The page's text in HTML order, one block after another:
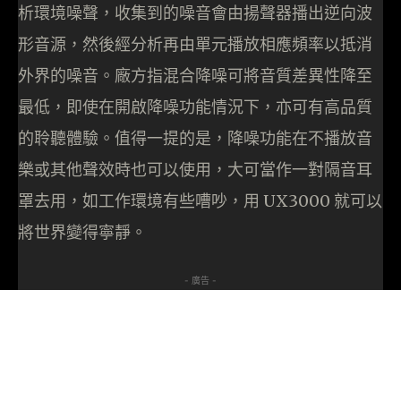
析環境噪聲，收集到的噪音會由揚聲器播出逆向波
形音源，然後經分析再由單元播放相應頻率以抵消
外界的噪音。廠方指混合降噪可將音質差異性降至
最低，即使在開啟降噪功能情況下，亦可有高品質
的聆聽體驗。值得一提的是，降噪功能在不播放音
樂或其他聲效時也可以使用，大可當作一對隔音耳
罩去用，如工作環境有些嘈吵，用 UX3000 就可以
將世界變得寧靜。
- 廣告 -